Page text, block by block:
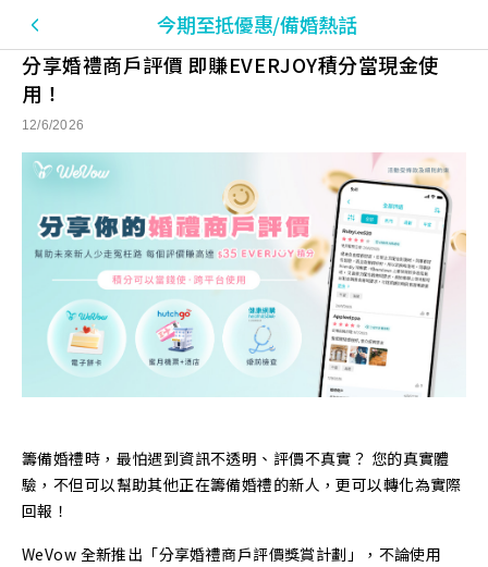
今期至抵優惠/備婚熱話
分享婚禮商戶評價 即賺EVERJOY積分當現金使
用！
12/6/2026
籌備婚禮時，最怕遇到資訊不透明、評價不真實？ 您的真實體
驗，不但可以幫助其他正在籌備婚禮的新人，更可以轉化為實際
回報！
WeVow 全新推出「分享婚禮商戶評價獎賞計劃」，不論使用